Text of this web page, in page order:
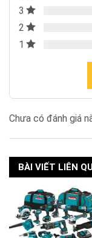
3
2
1
Chưa có đánh giá
BÀI VIẾT LIÊN